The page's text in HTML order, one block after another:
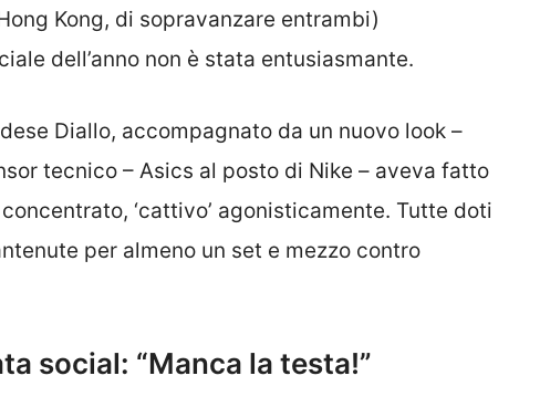
Kong, di sopravanzare entrambi)
dell’anno non è stata entusiasmante.
Diallo, accompagnato da un nuovo look –
tecnico – Asics al posto di Nike – aveva fatto
‘cattivo’ agonisticamente. Tutte doti
per almeno un set e mezzo contro
social: “Manca la testa!”